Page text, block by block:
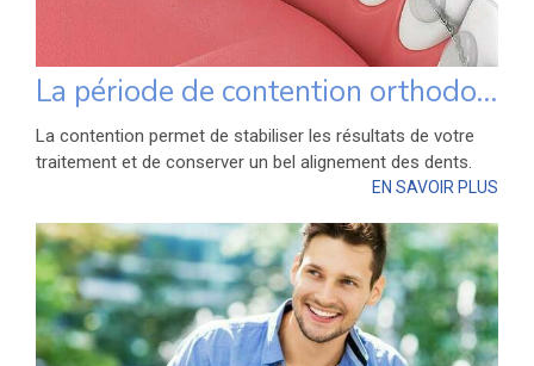
La période de contention orthodontique
La contention permet de stabiliser les résultats de votre
traitement et de conserver un bel alignement des dents.
EN SAVOIR PLUS